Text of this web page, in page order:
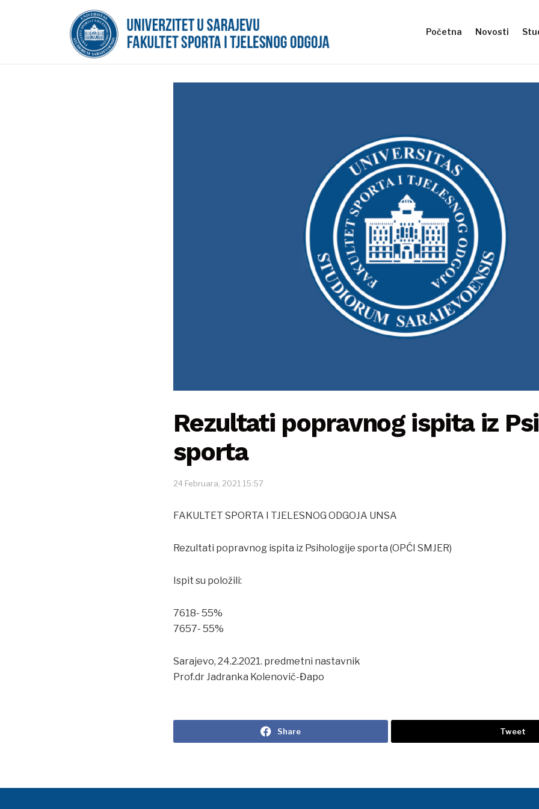
Početna Novosti
Rezultati popravnog ispita iz
sporta
24 Februara, 2021 15:57
FAKULTET SPORTA I TJELESNOG ODGOJA UNSA
Rezultati popravnog ispita iz Psihologije sporta (OPĆI SMJER)
Ispit su položili:
7618- 55%
7657- 55%
Sarajevo, 24.2.2021. predmetni nastavnik
Prof.dr Jadranka Kolenović-Đapo
Share Tweet